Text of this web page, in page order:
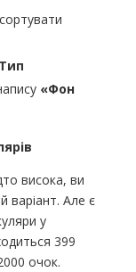
«Фон
висока, ви
варіант. Але є
у
399
очок.